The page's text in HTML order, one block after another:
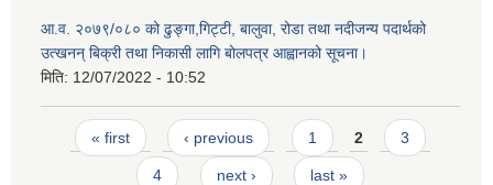
आ.व. २०७९/०८० को ढुङ्गा,गिट्टी, बालुवा, रोडा तथा नदीजन्य पदार्थको
उत्खनन् बिक्री तथा निकासी लागि बोलपत्र आह्वानको सूचना।
मिति: 12/07/2022 - 10:52
Pages
« first ‹ previous 1 2 3
4 next › last »